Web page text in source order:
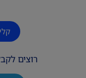
תנאים טובים
אפשרויות
והתקדמות
רוצים